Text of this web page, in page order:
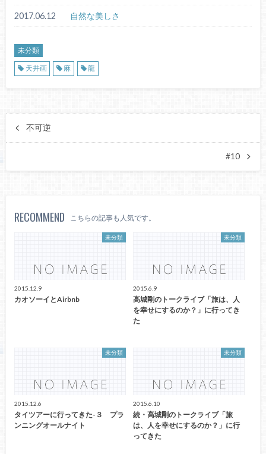
2017.06.12 自然な美しさ
未分類
天井画
麻 龍
不可逆
#10
RECOMMEND こちらの記事も人気です。
未分類
2015.12.9
カオソーイとAirbnb
未分類
2015.6.9
高城剛のトークライブ「旅は、人
を幸せにするのか？」に行ってき
た
未分類
2015.12.6
タイツアーに行ってきた-３ プラ
ンニングオールナイト
未分類
2015.6.10
続・高城剛のトークライブ「旅
は、人を幸せにするのか？」に行
ってきた